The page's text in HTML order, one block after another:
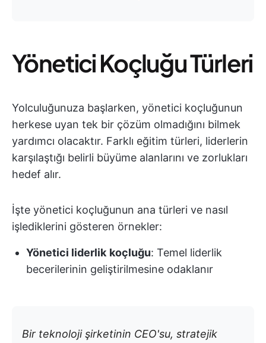
Yönetici Koçluğu Türleri
Yolculuğunuza başlarken, yönetici koçluğunun
herkese uyan tek bir çözüm olmadığını bilmek
yardımcı olacaktır. Farklı eğitim türleri, liderlerin
karşılaştığı belirli büyüme alanlarını ve zorlukları
hedef alır.
İşte yönetici koçluğunun ana türleri ve nasıl
işlediklerini gösteren örnekler:
Yönetici liderlik koçluğu: Temel liderlik
becerilerinin geliştirilmesine odaklanır
Bir teknoloji şirketinin CEO'su, stratejik